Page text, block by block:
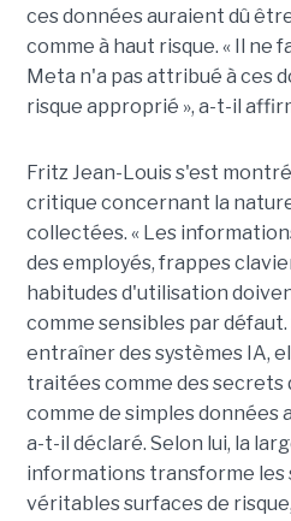
ces données auraient dû
comme à haut risque. « Il ne
Meta n'a pas attribué à ces
risque approprié », a-t-il
Fritz Jean-Louis s'est
critique concernant la
collectées. « Les
des employés, frappes
habitudes d'utilisation
comme sensibles par
entraîner des systèmes IA,
traitées comme des secrets
comme de simples données
a-t-il déclaré. Selon lui, la
informations transforme les
véritables surfaces de